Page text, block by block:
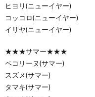
ヒヨリ(ニューイヤー)
コッコロ(ニューイヤー)
イリヤ(ニューイヤー)
★★★サマー★★★
ペコリーヌ(サマー)
スズメ(サマー)
タマキ(サマー)